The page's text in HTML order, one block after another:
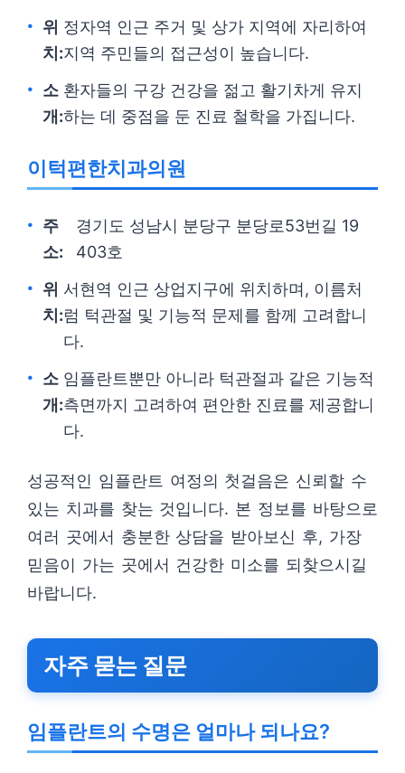
위
치:
정자역 인근 주거 및 상가 지역에 자리하여
지역 주민들의 접근성이 높습니다.
소
개:
환자들의 구강 건강을 젊고 활기차게 유지
하는 데 중점을 둔 진료 철학을 가집니다.
이턱편한치과의원
주
소:
경기도 성남시 분당구 분당로53번길 19
403호
위
치:
서현역 인근 상업지구에 위치하며, 이름처
럼 턱관절 및 기능적 문제를 함께 고려합니
다.
소
개:
임플란트뿐만 아니라 턱관절과 같은 기능적
측면까지 고려하여 편안한 진료를 제공합니
다.
성공적인 임플란트 여정의 첫걸음은 신뢰할 수
있는 치과를 찾는 것입니다. 본 정보를 바탕으로
여러 곳에서 충분한 상담을 받아보신 후, 가장
믿음이 가는 곳에서 건강한 미소를 되찾으시길
바랍니다.
자주 묻는 질문
임플란트의 수명은 얼마나 되나요?